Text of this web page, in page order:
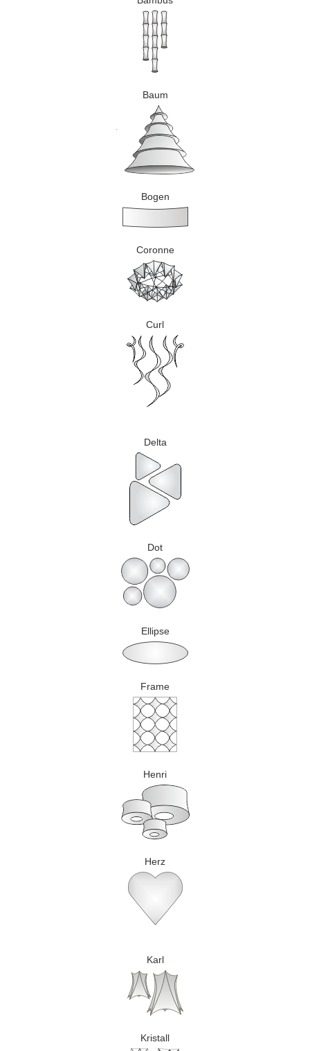
Baum
Bogen
Coronne
Curl
Delta
Dot
Ellipse
Frame
Henri
Herz
Karl
Kristall